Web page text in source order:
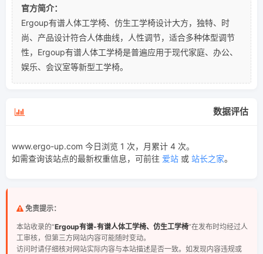
官方简介：
Ergoup有谱人体工学椅、仿生工学椅设计大方，独特、时
尚、产品设计符合人体曲线，人性调节，适合多种体型调节
性，Ergoup有谱人体工学椅是普遍应用于现代家庭、办公、
娱乐、会议室等新型工学椅。
数据评估
www.ergo-up.com 今日浏览 1 次，月累计 4 次。
如需查询该站点的最新权重信息，可前往 爱站 或 站长之家。
免责提示：
本站收录的“Ergoup有谱-有谱人体工学椅、仿生工学椅”在发布时均经过人
工审核，但第三方网站内容可能随时变动。
访问时请仔细核对网站实际内容与本站描述是否一致。如发现内容违规或